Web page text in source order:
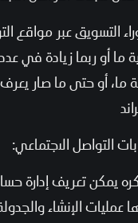
التسويق عبر مواقع
ما أو ربما زيادة في
أو حتى ما صار يعرف
التواصل الاجتماعي:
يمكن تعريف إدارة
عمليات الإنشاء